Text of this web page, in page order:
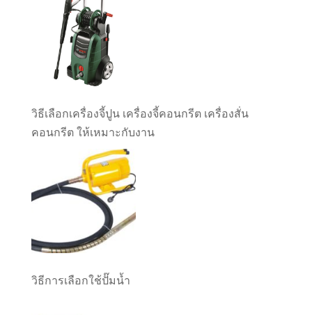
วิธีเลือกเครื่องจี้ปูน เครื่องจี้คอนกรีต เครื่องสั่น
คอนกรีต ให้เหมาะกับงาน
วิธีการเลือกใช้ปั๊มน้ำ